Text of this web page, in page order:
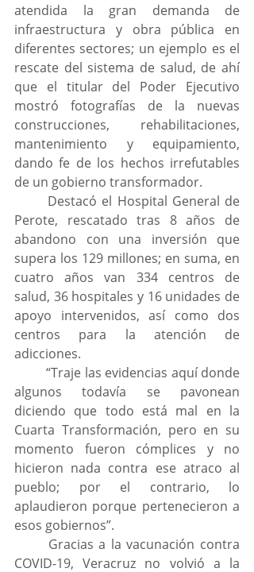
atendida la gran demanda de
infraestructura y obra pública en
diferentes sectores; un ejemplo es el
rescate del sistema de salud, de ahí
que el titular del Poder Ejecutivo
mostró fotografías de la nuevas
construcciones, rehabilitaciones,
mantenimiento y equipamiento,
dando fe de los hechos irrefutables
de un gobierno transformador.
Perote, rescatado tras 8 años de
abandono con una inversión que
supera los 129 millones; en suma, en
cuatro años van 334 centros de
salud, 36 hospitales y 16 unidades de
apoyo intervenidos, así como dos
centros para la atención de
adicciones.
	“Traje las evidencias aquí donde
algunos todavía se pavonean
diciendo que todo está mal en la
Cuarta Transformación, pero en su
momento fueron cómplices y no
hicieron nada contra ese atraco al
pueblo; por el contrario, lo
aplaudieron porque pertenecieron a
esos gobiernos”.
COVID-19, Veracruz no volvió a la